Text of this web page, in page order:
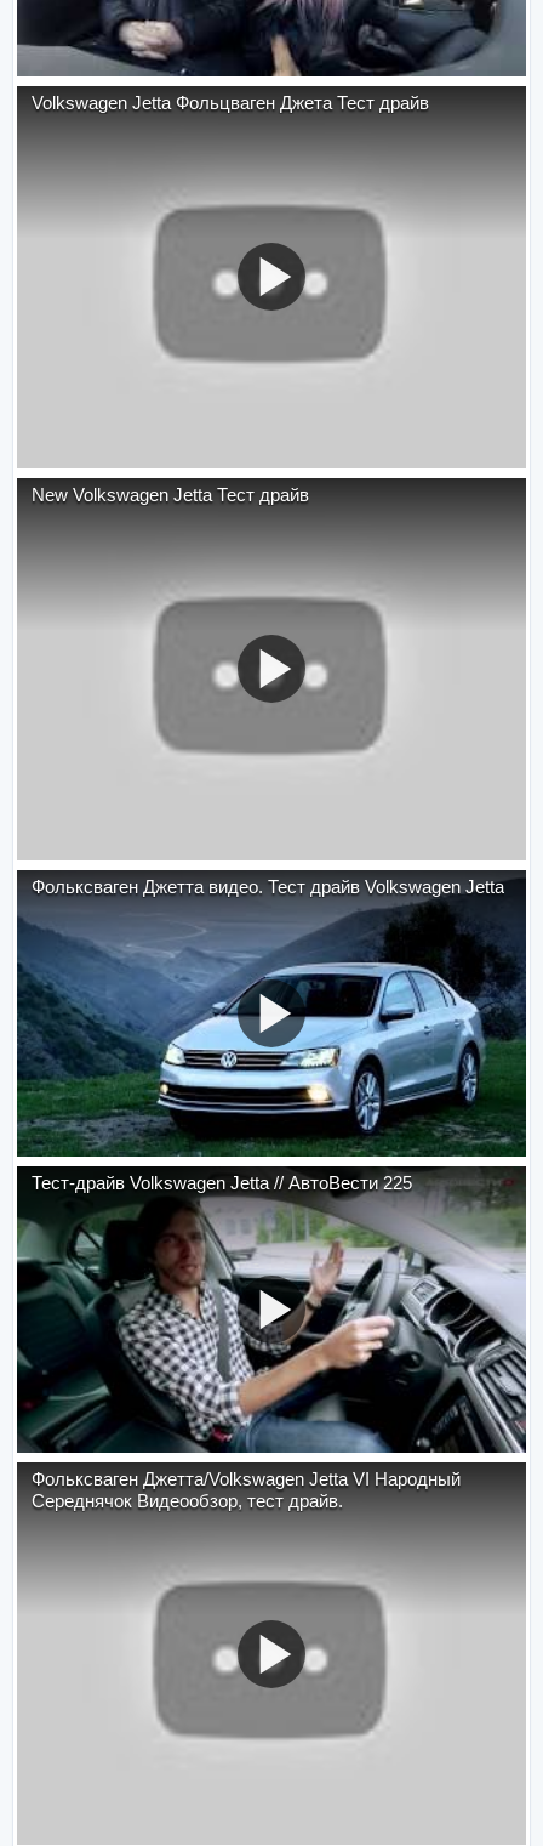
Volkswagen Jetta Фольцваген Джета Тест драйв
New Volkswagen Jetta Тест драйв
Фольксваген Джетта видео. Тест драйв Volkswagen Jetta
Тест-драйв Volkswagen Jetta // АвтоВести 225
Фольксваген Джетта/Volkswagen Jetta VI Народный
Середнячок Видеообзор, тест драйв.